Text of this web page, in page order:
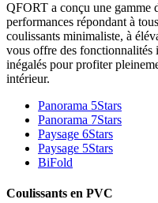
QFORT a conçu une gamme
performances répondant à
coulissants minimaliste, à
vous offre des fonctionnalités
inégalés pour profiter
intérieur.
Panorama 5Stars
Panorama 7Stars
Paysage 6Stars
Paysage 5Stars
BiFold
Coulissants en PVC